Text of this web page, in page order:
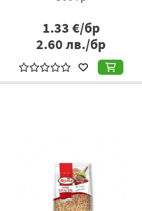
1.33€/бр
2.60лв./бр